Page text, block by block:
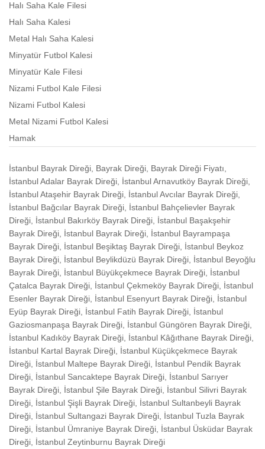
Halı Saha Kale Filesi
Halı Saha Kalesi
Metal Halı Saha Kalesi
Minyatür Futbol Kalesi
Minyatür Kale Filesi
Nizami Futbol Kale Filesi
Nizami Futbol Kalesi
Metal Nizami Futbol Kalesi
Hamak
İstanbul Bayrak Direği, Bayrak Direği, Bayrak Direği Fiyatı,
İstanbul Adalar Bayrak Direği, İstanbul Arnavutköy Bayrak Direği,
İstanbul Ataşehir Bayrak Direği, İstanbul Avcılar Bayrak Direği,
İstanbul Bağcılar Bayrak Direği, İstanbul Bahçelievler Bayrak
Direği, İstanbul Bakırköy Bayrak Direği, İstanbul Başakşehir
Bayrak Direği, İstanbul Bayrak Direği, İstanbul Bayrampaşa
Bayrak Direği, İstanbul Beşiktaş Bayrak Direği, İstanbul Beykoz
Bayrak Direği, İstanbul Beylikdüzü Bayrak Direği, İstanbul Beyoğlu
Bayrak Direği, İstanbul Büyükçekmece Bayrak Direği, İstanbul
Çatalca Bayrak Direği, İstanbul Çekmeköy Bayrak Direği, İstanbul
Esenler Bayrak Direği, İstanbul Esenyurt Bayrak Direği, İstanbul
Eyüp Bayrak Direği, İstanbul Fatih Bayrak Direği, İstanbul
Gaziosmanpaşa Bayrak Direği, İstanbul Güngören Bayrak Direği,
İstanbul Kadıköy Bayrak Direği, İstanbul Kâğıthane Bayrak Direği,
İstanbul Kartal Bayrak Direği, İstanbul Küçükçekmece Bayrak
Direği, İstanbul Maltepe Bayrak Direği, İstanbul Pendik Bayrak
Direği, İstanbul Sancaktepe Bayrak Direği, İstanbul Sarıyer
Bayrak Direği, İstanbul Şile Bayrak Direği, İstanbul Silivri Bayrak
Direği, İstanbul Şişli Bayrak Direği, İstanbul Sultanbeyli Bayrak
Direği, İstanbul Sultangazi Bayrak Direği, İstanbul Tuzla Bayrak
Direği, İstanbul Ümraniye Bayrak Direği, İstanbul Üsküdar Bayrak
Direği, İstanbul Zeytinburnu Bayrak Direği